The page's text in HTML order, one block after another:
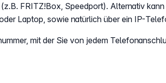
FRITZ!Box, Speedport). Alternativ
Laptop, sowie natürlich über ein IP-
mit der Sie von jedem